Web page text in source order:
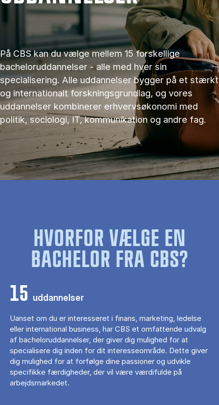
På CBS kan du vælge mellem 15 forskellige
bacheloruddannelser - alle med hver sin
specialisering. Alle uddannelser bygger på et stærkt
og internationalt forskningsgrundlag, og vores
uddannelser kombinerer erhvervsøkonomi med
politik, sociologi, IT, kommunikation og andre fag.
HVORFOR VÆLGE EN
BACHELOR FRA CBS?
15 uddannelser
Uanset om du er interesseret i finans, marketing, ledelse
eller international business, har CBS et omfattende udvalg
af bacheloruddannelser, der giver dig mulighed for at
specialisere dig inden for dit interesseområde. Dette giver
dig mulighed for at forfølge dine passioner og udvikle
specifikke færdigheder, der vil være værdifulde på
arbejdsmarkedet.